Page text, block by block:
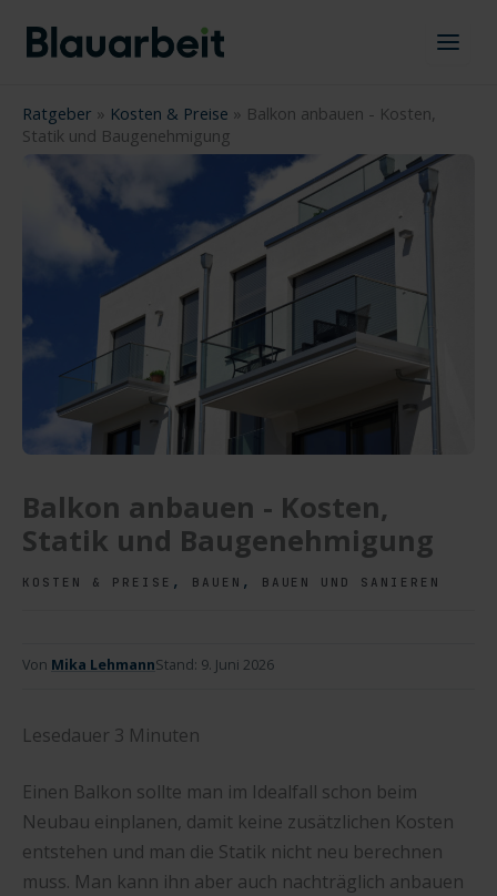
Inhalt
springen
Ratgeber » Kosten & Preise » Balkon anbauen - Kosten,
Statik und Baugenehmigung
Balkon anbauen - Kosten,
Statik und Baugenehmigung
KOSTEN & PREISE , BAUEN , BAUEN UND SANIEREN
Von Mika LehmannStand: 9. Juni 2026
Lesedauer 3 Minuten
Einen Balkon sollte man im Idealfall schon beim
Neubau einplanen, damit keine zusätzlichen Kosten
entstehen und man die Statik nicht neu berechnen
muss. Man kann ihn aber auch nachträglich anbauen